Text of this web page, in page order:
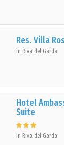
Res. Villa
in Riva del Garda
Hotel
Suite
in Riva del Garda